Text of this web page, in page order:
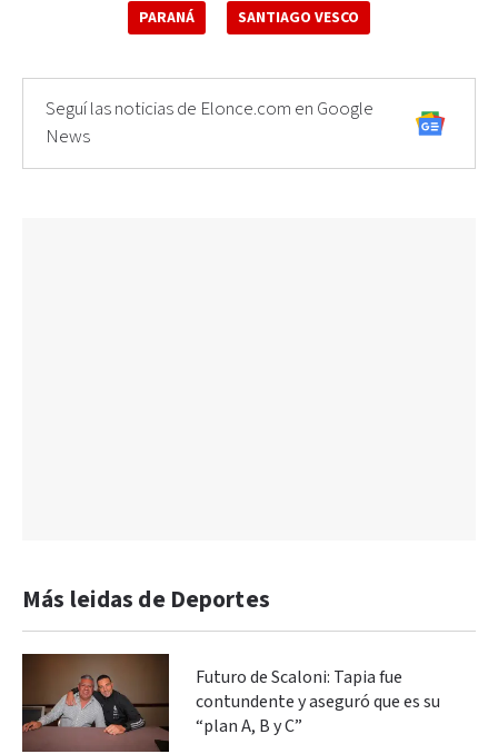
PARANÁ SANTIAGO VESCO
Seguí las noticias de Elonce.com en Google
News
Más leidas de Deportes
Futuro de Scaloni: Tapia fue
contundente y aseguró que es su
“plan A, B y C”